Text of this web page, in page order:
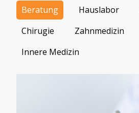
Beratung Hauslabor
Chirugie
Zahnmedizin
Innere Medizin